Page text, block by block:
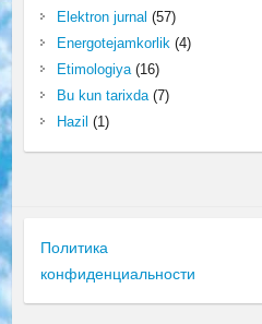
Elektron jurnal (57)
Energotejamkorlik (4)
Etimologiya(16)
Bu kun tarixda(7)
Hazil (1)
Политика
конфиденциальности